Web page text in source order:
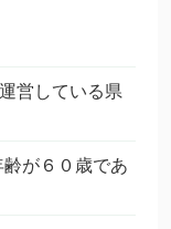
営している県
が６０歳であ